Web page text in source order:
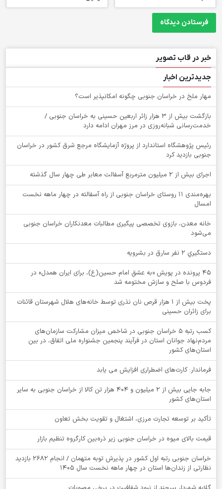
خبر در قاب تصویر
جدیدترین اخبار
‌مهار ملخ در خراسان جنوبی چگونه امکانپذیر است؟
بازگشت بیش از ۳ هزار زائر اربعین حسینی به خراسان جنوبی /
خدمت‌رسانی شبانه‌روزی در مرز مهران ادامه دارد
رئیس پژوهشگاه استاندارد از پروژه آزمایشگاه مرجع شرق کشور در خراسان
جنوبی بازدید کرد
اجرای بیش از ۲ میلیون مترمربع آسفالت معابر طی چهار سال گذشته
بهره‌مندی ۱۱ روستای خراسان جنوبی از راه آسفالته در چهار ماهه نخست
امسال
خانه معدن، بازوی تخصصی پیگیری مطالبات معدنکاران خراسان جنوبی
می‌شود
دستگيري 2 نفر سارق در بشرويه
۴۵ پرونده در پویش «به عشق امام حسین(ع)، برای ایران همدل» در
فردوس با صلح و سازش مختومه شد
پخت بیش از 1 هزار قرص نان نذری توسط خانه‌های هلال شهرستان قائنات
برای زائران حسینی
کسب رتبه ۵ خراسان جنوبی در شاخص میزان مشارکت سازمان‌های
مردم‌نهاد جوانان استان در فرآیند پنجمین جشنواره ملی اتفاق، در بین
استان‌های کشور
فرماندار: کارت‌های اضطراری افزایش می یابد
جابه جایی بیش از 2 میلیون و 404 هزار تن کالا از خراسان جنوبی به سایر
استان‌های کشور
تأکید بر توسعه تجارت مرزی، اشتغال و تقویت بخش تعاون
قیمت بالای میوه در خراسان جنوبی زیر ذره‌بین کارگروه تنظیم بازار
خراسان جنوبی رتبه اول کشور در پذیرش توبه متهمان / انجام ۲۶۸۲ بازدید
نظارتی از زندان‌ها استان در چهار ماهه نخست سال 1405